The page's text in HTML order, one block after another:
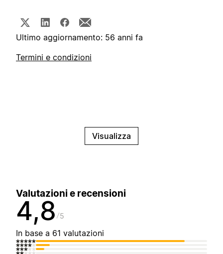
Ultimo aggiornamento: 56 anni fa
Termini e condizioni
Visualizza
Valutazioni e recensioni
4,8 5
In base a 61 valutazioni